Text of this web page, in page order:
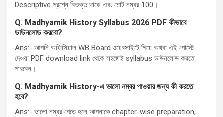
Descriptive প্রশ্নে বিভক্ত থাকে এবং মোট নম্বর 100।
Q. Madhyamik History Syllabus 2026 PDF কীভাবে
ডাউনলোড করবো?
Ans:- আপনি অফিসিয়াল WB Board ওয়েবসাইটে গিয়ে অথবা এই পোস্টে
দেওয়া PDF download link থেকে সহজেই syllabus ডাউনলোড করতে
পারবেন।
Q. Madhyamik History-এ ভালো নম্বর পাওয়ার জন্য কী করতে
হবে?
Ans:- ভালো নম্বর পেতে হলে আপনাকে chapter-wise preparation,